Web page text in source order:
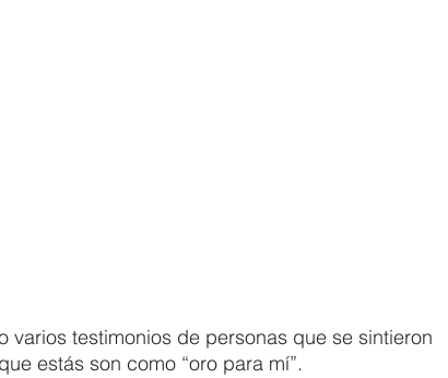
varios testimonios de personas que se sintieron
estás son como “oro para mí”.